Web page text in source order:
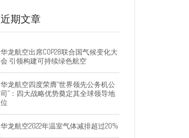
近期文章
华龙航空出席COP28联合国气候变化大
会 引领构建可持续绿色航空
华龙航空四度荣膺“世界领先公务机公
司”：四大战略优势奠定其全球领导地
位
华龙航空2022年温室气体减排超过20%